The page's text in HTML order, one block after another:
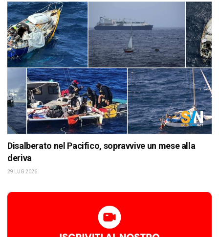
Disalberato nel Pacifico, sopravvive un mese alla
deriva
29 LUG 2026